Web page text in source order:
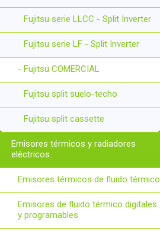
Fujitsu serie LLCC - Split Inverter
Fujitsu serie LF - Split Inverter
- Fujitsu COMERCIAL
Fujitsu split suelo-techo
Fujitsu split cassette
Emisores térmicos y radiadores
eléctricos.
Emisores térmicos de fluido térmico
Emisores de fluido térmico digitales
y programables